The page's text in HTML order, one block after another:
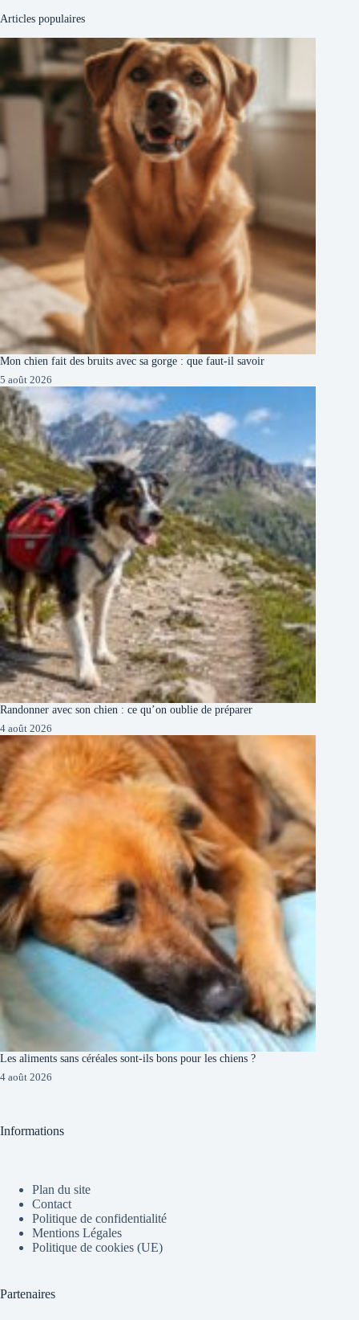
Articles populaires
Mon chien fait des bruits avec sa gorge : que faut-il savoir
5 août 2026
Randonner avec son chien : ce qu’on oublie de préparer
4 août 2026
Les aliments sans céréales sont-ils bons pour les chiens ?
4 août 2026
Informations
Plan du site
Contact
Politique de confidentialité
Mentions Légales
Politique de cookies (UE)
Partenaires